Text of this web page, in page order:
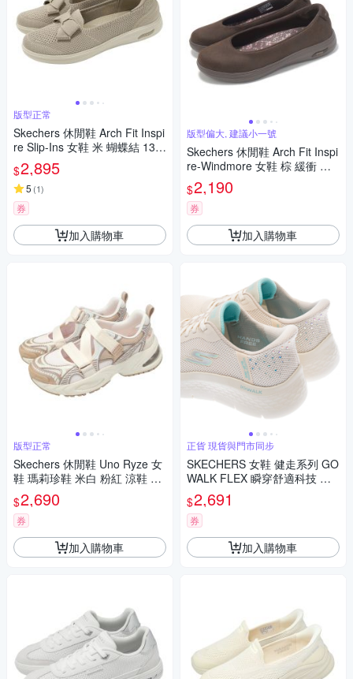
版型正常
Skechers 休閒鞋 Arch Fit Inspi
re Slip-Ins 女鞋 米 蝴蝶結 138
606TPE
$2,895
5 (1)
券
加入購物車
版型正常
Skechers 休閒鞋 Uno Ryze 女
鞋 瑪莉珍鞋 米白 粉紅 涼鞋 氣
墊 健走 177603LPRG
$2,690
券
加入購物車
版型偏大, 建議小一號
Skechers 休閒鞋 Arch Fit Inspi
re-Windmore 女鞋 棕 緩衝 懶
人鞋 138901CHOC
$2,190
券
加入購物車
正貨 現貨與門市同步
SKECHERS 女鞋 健走系列 GO
WALK FLEX 瞬穿舒適科技 健
走鞋 閃亮-125502NAT
$2,691
券
加入購物車